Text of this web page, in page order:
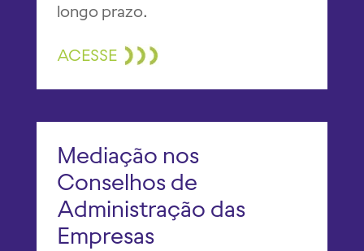
longo prazo.
ACESSE
Mediação nos
Conselhos de
Administração das
Empresas